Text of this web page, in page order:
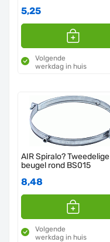
5,25
Volgende
werkdag in huis
AIR Spiralo? Tweedelige
beugel rond BS015
8,48
Volgende
werkdag in huis